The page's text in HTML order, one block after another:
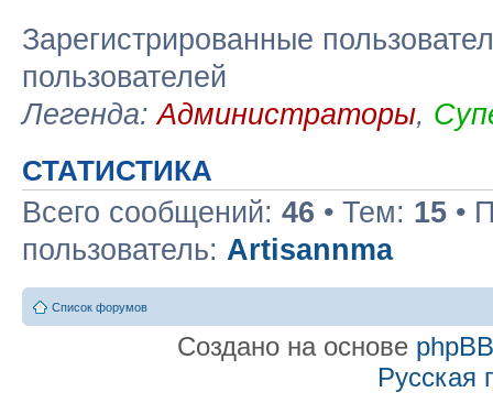
Зарегистрированные
пользователей
Легенда:Администраторы,
СТАТИСТИКА
Всего сообщений: 46 • Тем: 15 •
пользователь: Artisannma
Список форумов
Создано на основе phpBB
Русская